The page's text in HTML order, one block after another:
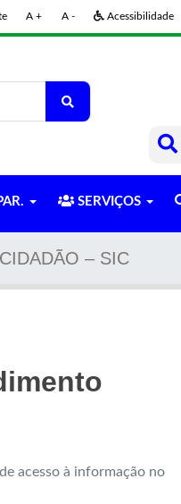
A + A - Acessibilidade
SERVIÇOS
– SIC
acesso à informação no